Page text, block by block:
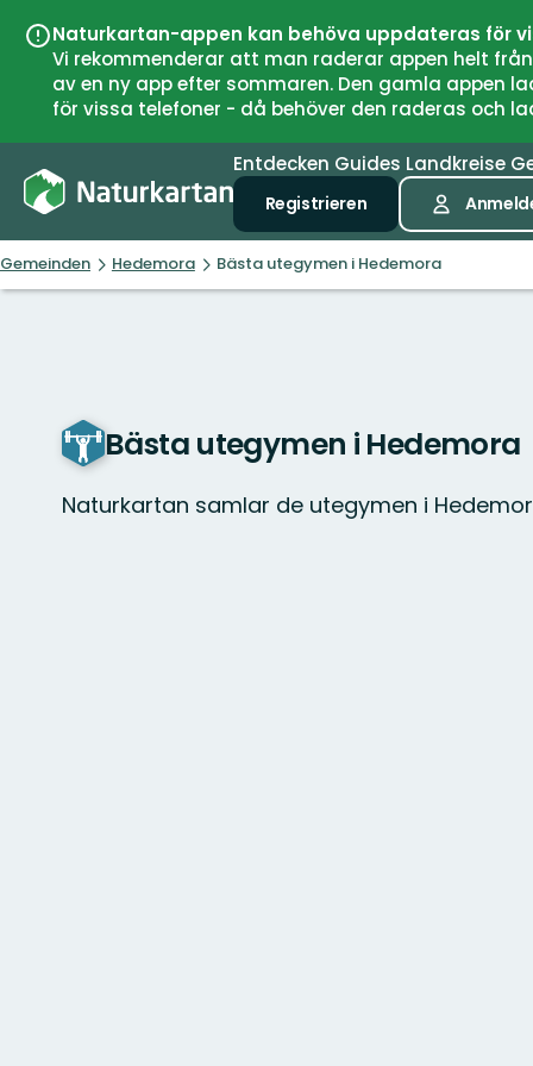
Naturkartan-appen kan behöva uppdateras för
Vi rekommenderar att man raderar appen helt
av en ny app efter sommaren. Den gamla
för vissa telefoner - då behöver den raderas och
Entdecken Guides Landkreise
Registrieren
Gemeinden Hedemora Bästa utegymen i Hedemora
Bästa utegymen i Hedemora
Naturkartan samlar de utegymen i